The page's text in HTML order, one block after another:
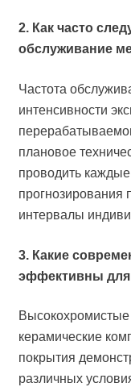
2. Как часто
обслуживание
Частота
интенсивности
плановое
проводить
прогнозирования
интервалы
3. Какие
эффективны для
керамические
покрытия
различных